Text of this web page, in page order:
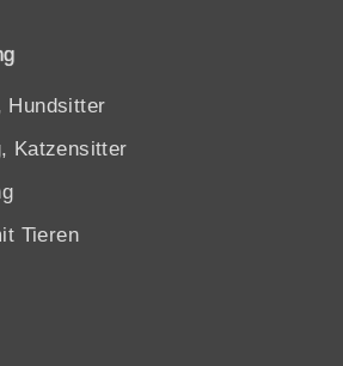
Hundsitter
Katzensitter
Tieren